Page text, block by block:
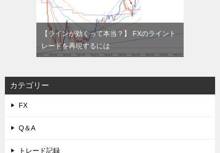
【ラインが効くって本当？】 FXのライント
レードを再現するには
カテゴリー
FX
Q＆A
トレード記録